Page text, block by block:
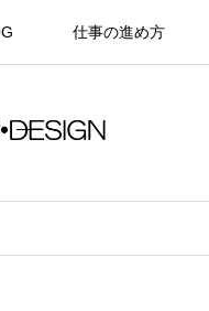
仕事の進め方